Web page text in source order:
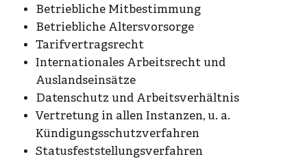
Betriebliche Mitbestimmung
Betriebliche Altersvorsorge
Tarifvertragsrecht
Internationales Arbeitsrecht und
Auslandseinsätze
Datenschutz und Arbeitsverhältnis
Vertretung in allen Instanzen, u. a.
Kündigungsschutzverfahren
Statusfeststellungsverfahren